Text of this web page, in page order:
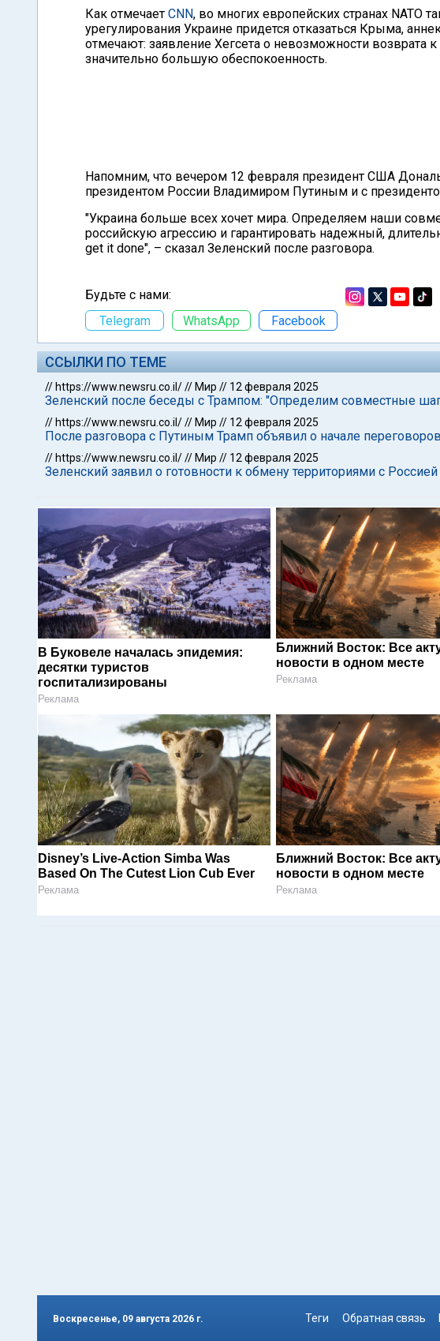
Как отмечает CNN, во многих европейских странах NATO
урегулирования Украине придется отказаться Крыма,
отмечают: заявление Хегсета о невозможности возврата
значительно большую обеспокоенность.
Напомним, что вечером 12 февраля президент США
президентом России Владимиром Путиным и с
"Украина больше всех хочет мира. Определяем наши
российскую агрессию и гарантировать надежный,
get it done", – сказал Зеленский после разговора.
Будьте с нами:
Telegram
WhatsApp Facebook
ССЫЛКИ ПО ТЕМЕ
// https://www.newsru.co.il/// Мир // 12 февраля 2025
Зеленский после беседы с Трампом: "Определим совместные
// https://www.newsru.co.il/// Мир // 12 февраля 2025
После разговора с Путиным Трамп объявил о начале
// https://www.newsru.co.il/// Мир // 12 февраля 2025
Зеленский заявил о готовности к обмену территориями с Россией
В Буковеле началась эпидемия:
десятки туристов
госпитализированы
Реклама
Ближний Восток: Все
новости в одном месте
Реклама
Disney’s Live-Action Simba Was
Based On The Cutest Lion Cub Ever
Реклама
Ближний Восток: Все
новости в одном месте
Реклама
Воскресенье, 09 августа 2026 г. Теги Обратная связь